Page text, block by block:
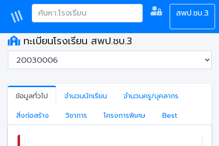
สพป.ชบ.3
ทะเบียนโรงเรียน สพป.ชบ.3
ข้อมูลทั่วไป จำนวนนักเรียน
จำนวนครู/บุคลากร
สิ่งก่อสร้าง
วิชาการ โครงการพิเศษ Best